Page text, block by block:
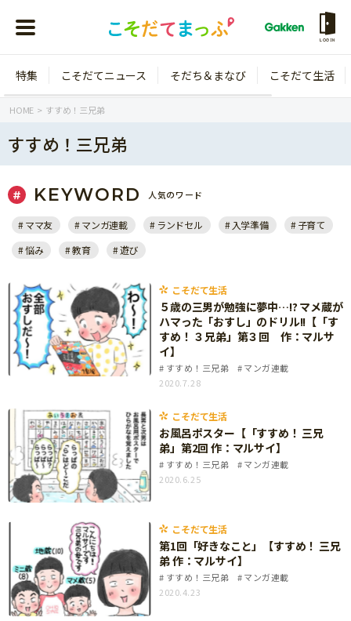
LOGIN
年齢から探す
年中
年長
小学1年生
小学2年生
小学3年生
小学4年生
小学5年生
小学6年生
特集
こそだてニュース
イベント
ニュース
そだち＆まなび
ワーク・ドリル
小学校
科学・プログラミング
教育・学習
自由研究・工作
読書感想文
本・読書
こそだて生活
住まい
ファッション・美容
行事・イベント
トラブル
親子でいっしょに
人間関係
おでかけ
家族
こそだてマンガ
特集 こそだてニュース そだち＆まなび こそだて生活
HOME すすめ！三兄弟
すすめ！三兄弟
KEYWORD 人気のワード
ママ友 マンガ連載 ランドセル 入学準備
子育て
悩み
教育 遊び
こそだて生活
５歳の三男が勉強に夢中…!? マメ蔵が
ハマった「おすし」のドリル!!【「す
すめ！ ３兄弟」第３回 作：マルサ
イ】
すすめ！三兄弟
マンガ連載
2020.7.28
こそだて生活
お風呂ポスター【「すすめ！ 三兄
弟」第2回 作：マルサイ】
すすめ！三兄弟
マンガ連載
2020.6.25
こそだて生活
第1回「好きなこと」【すすめ！ 三兄
弟 作：マルサイ】
すすめ！三兄弟
マンガ連載
2020.4.23